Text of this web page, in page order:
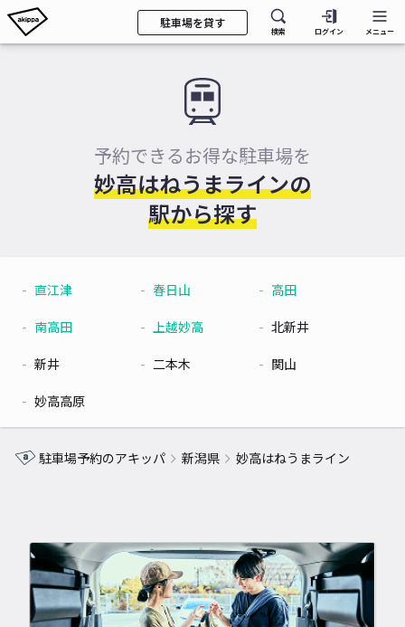
駐車場を貸す
検索 ログイン メニュー
予約できるお得な駐車場を
妙高はねうまラインの
駅から探す
直江津 春日山 高田
南高田 上越妙高 北新井
新井 二本木 関山
妙高高原
駐車場予約のアキッパ 新潟県 妙高はねうまライン